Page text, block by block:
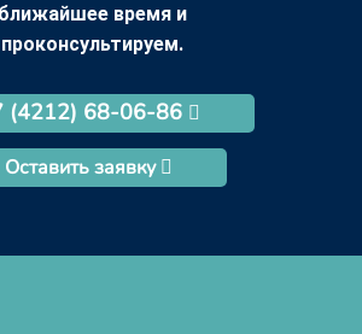
ближайшее время и
проконсультируем.
(4212) 68-06-86
Оставить заявку